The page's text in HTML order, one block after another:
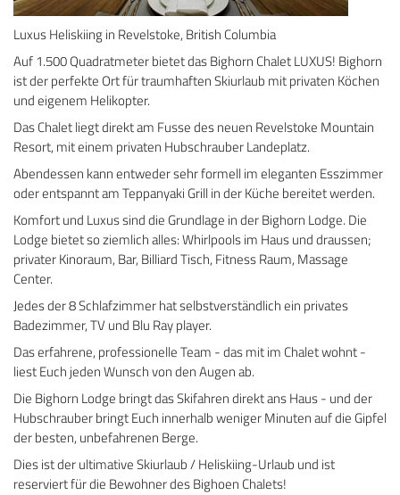
Luxus Heliskiing in Revelstoke, British Columbia
Auf 1.500 Quadratmeter bietet das Bighorn Chalet LUXUS! Bighorn
ist der perfekte Ort für traumhaften Skiurlaub mit privaten Köchen
und eigenem Helikopter.
Das Chalet liegt direkt am Fusse des neuen Revelstoke Mountain
Resort, mit einem privaten Hubschrauber Landeplatz.
Abendessen kann entweder sehr formell im eleganten Esszimmer
oder entspannt am Teppanyaki Grill in der Küche bereitet werden.
Komfort und Luxus sind die Grundlage in der Bighorn Lodge. Die
Lodge bietet so ziemlich alles: Whirlpools im Haus und draussen;
privater Kinoraum, Bar, Billiard Tisch, Fitness Raum, Massage
Center.
Jedes der 8 Schlafzimmer hat selbstverständlich ein privates
Badezimmer, TV und Blu Ray player.
Das erfahrene, professionelle Team - das mit im Chalet wohnt -
liest Euch jeden Wunsch von den Augen ab.
Die Bighorn Lodge bringt das Skifahren direkt ans Haus - und der
Hubschrauber bringt Euch innerhalb weniger Minuten auf die Gipfel
der besten, unbefahrenen Berge.
Dies ist der ultimative Skiurlaub / Heliskiing-Urlaub und ist
reserviert für die Bewohner des Bighoen Chalets!